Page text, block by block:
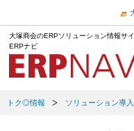
大塚商会のERPソリューション情報サ
ERPナビ
トク◎情報 ソリューション導入